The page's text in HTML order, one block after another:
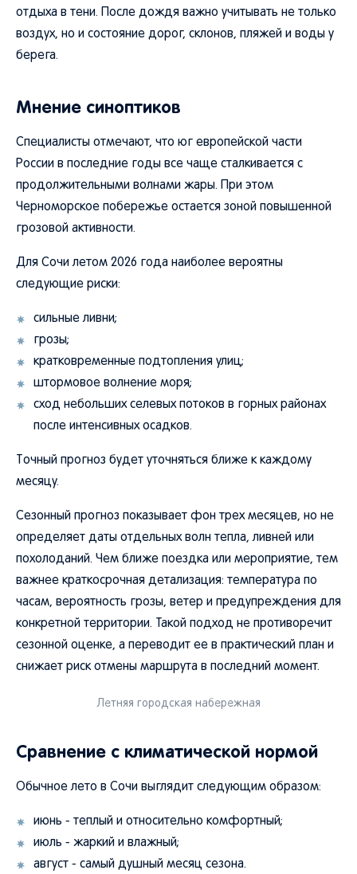
отдыха в тени. После дождя важно учитывать не только
воздух, но и состояние дорог, склонов, пляжей и воды у
берега.
Мнение синоптиков
Специалисты отмечают, что юг европейской части
России в последние годы все чаще сталкивается с
продолжительными волнами жары. При этом
Черноморское побережье остается зоной повышенной
грозовой активности.
Для Сочи летом 2026 года наиболее вероятны
следующие риски:
сильные ливни;
грозы;
кратковременные подтопления улиц;
штормовое волнение моря;
сход небольших селевых потоков в горных районах
после интенсивных осадков.
Точный прогноз будет уточняться ближе к каждому
месяцу.
Сезонный прогноз показывает фон трех месяцев, но не
определяет даты отдельных волн тепла, ливней или
похолоданий. Чем ближе поездка или мероприятие, тем
важнее краткосрочная детализация: температура по
часам, вероятность грозы, ветер и предупреждения для
конкретной территории. Такой подход не противоречит
сезонной оценке, а переводит ее в практический план и
снижает риск отмены маршрута в последний момент.
Летняя городская набережная
Сравнение с климатической нормой
Обычное лето в Сочи выглядит следующим образом:
июнь - теплый и относительно комфортный;
июль - жаркий и влажный;
август - самый душный месяц сезона.